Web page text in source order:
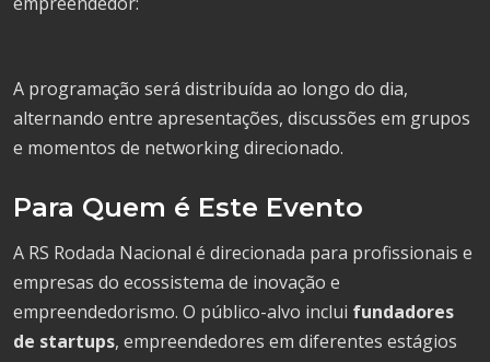
A programação será distribuída ao longo do dia,
alternando entre apresentações, discussões em grupos
e momentos de networking direcionado.
Para Quem é Este Evento
A RS Rodada Nacional é direcionada para profissionais e
empresas do ecossistema de inovação e
empreendedorismo. O público-alvo inclui fundadores
de startups, empreendedores em diferentes estágios